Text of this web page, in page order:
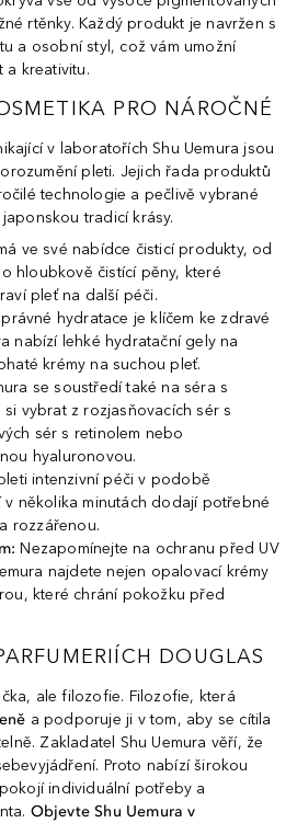
rtěnky. Každý produkt je navržen s
a osobní styl, což vám umožní
a kreativitu.
PRO NÁROČNÉ
v laboratořích Shu Uemura jsou
pleti. Jejich řada produktů
technologie a pečlivě vybrané
tradicí krásy.
ve své nabídce čisticí produkty, od
hloubkově čistící pěny, které
pleť na další péči.
hydratace je klíčem ke zdravé
nabízí lehké hydratační gely na
krémy na suchou pleť.
se soustředí také na séra s
si vybrat z rozjasňovacích sér s
sér s retinolem nebo
hyaluronovou.
intenzivní péči v podobě
v několika minutách dodají potřebné
rozzářenou.
Nezapomínejte na ochranu před UV
najdete nejen opalovací krémy
které chrání pokožku před
DOUGLAS
ale filozofie. Filozofie, která
a podporuje ji v tom, aby se cítila
Zakladatel Shu Uemura věří, že
Proto nabízí širokou
individuální potřeby a
Objevte Shu Uemura v